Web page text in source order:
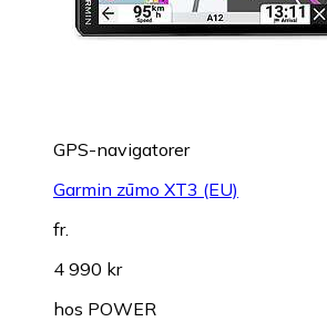
GPS-navigatorer
Garmin zūmo XT3 (EU)
fr.
4 990 kr
hos POWER